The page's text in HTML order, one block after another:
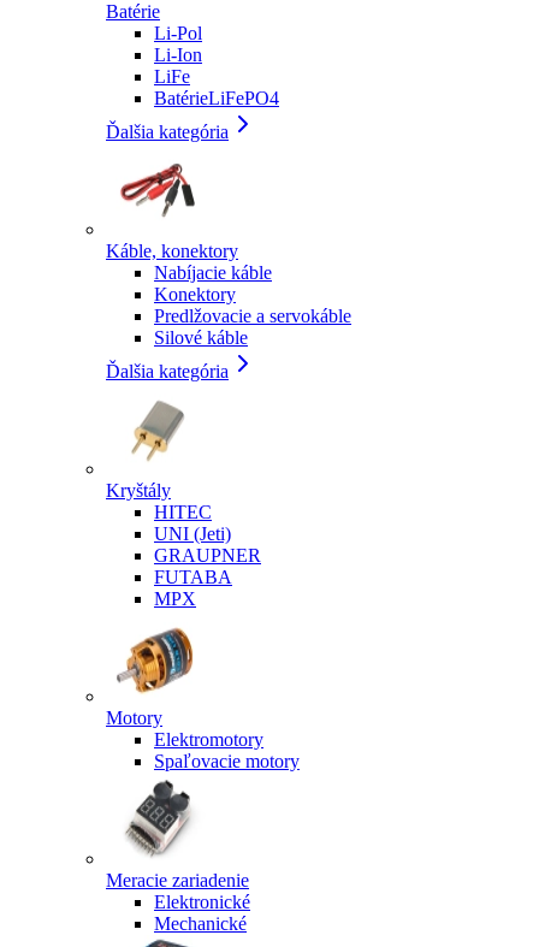
Batérie
Li-Pol
Li-Ion
LiFe
BatérieLiFePO4
Ďalšia kategória
Káble, konektory
Nabíjacie káble
Konektory
Predlžovacie a servokáble
Silové káble
Ďalšia kategória
Kryštály
HITEC
UNI (Jeti)
GRAUPNER
FUTABA
MPX
Motory
Elektromotory
Spaľovacie motory
Meracie zariadenie
Elektronické
Mechanické